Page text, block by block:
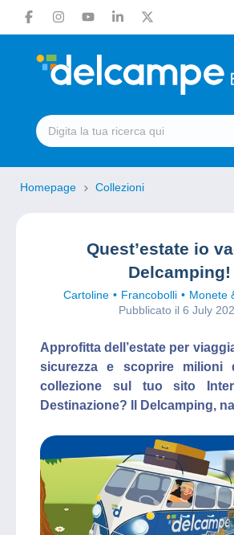
Homepage Collezioni
Quest’estate io
Delcamping!
Cartoline Francobolli
Monete
Pubblicato il 6 July
Approfitta dell’estate per
sicurezza e scoprire milioni
collezione sul tuo sito
Destinazione? Il Delcamping,